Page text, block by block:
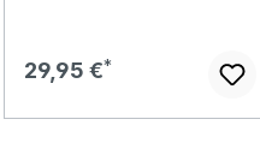
Regulärer Preis:
29,95 €